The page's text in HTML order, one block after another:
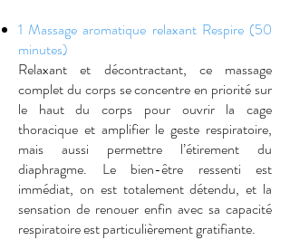
1 Massage aromatique relaxant Respire (50
minutes)
Relaxant et décontractant, ce massage
complet du corps se concentre en priorité sur
le haut du corps pour ouvrir la cage
thoracique et amplifier le geste respiratoire,
mais aussi permettre l’étirement du
diaphragme. Le bien-être ressenti est
immédiat, on est totalement détendu, et la
sensation de renouer enfin avec sa capacité
respiratoire est particulièrement gratifiante.